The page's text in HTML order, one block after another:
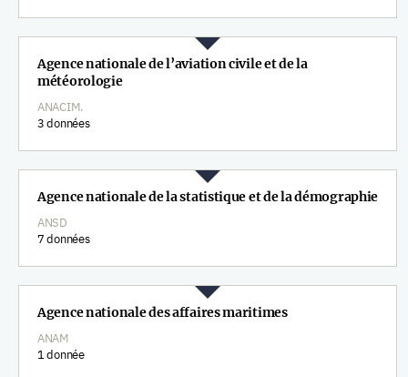
Agence nationale de l’aviation civile et de la
météorologie
ANACIM.
3 données
Agence nationale de la statistique et de la démographie
ANSD
7 données
Agence nationale des affaires maritimes
ANAM
1 donnée